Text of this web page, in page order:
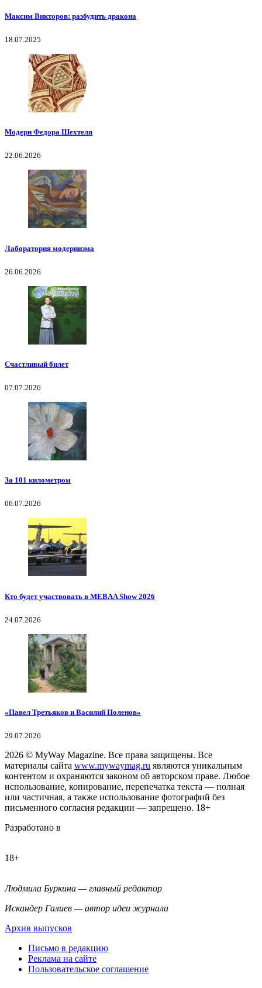
Максим Викторов: разбудить дракона
18.07.2025
Модерн Федора Шехтеля
22.06.2026
Лаборатория модернизма
26.06.2026
Счастливый билет
07.07.2026
За 101 километром
06.07.2026
Кто будет участвовать в MEBAA Show 2026
24.07.2026
«Павел Третьяков и Василий Поленов»
29.07.2026
2026 © MyWay Magazine. Все права защищены. Все
материалы сайта www.mywaymag.ru являются уникальным
контентом и охраняются законом об авторском праве. Любое
использование, копирование, перепечатка текста — полная
или частичная, а также использование фотографий без
письменного согласия редакции — запрещено. 18+
Разработано в
18+
Людмила Буркина — главный редактор
Искандер Галиев — автор идеи журнала
Архив выпусков
Письмо в редакцию
Реклама на сайте
Пользовательское соглашение